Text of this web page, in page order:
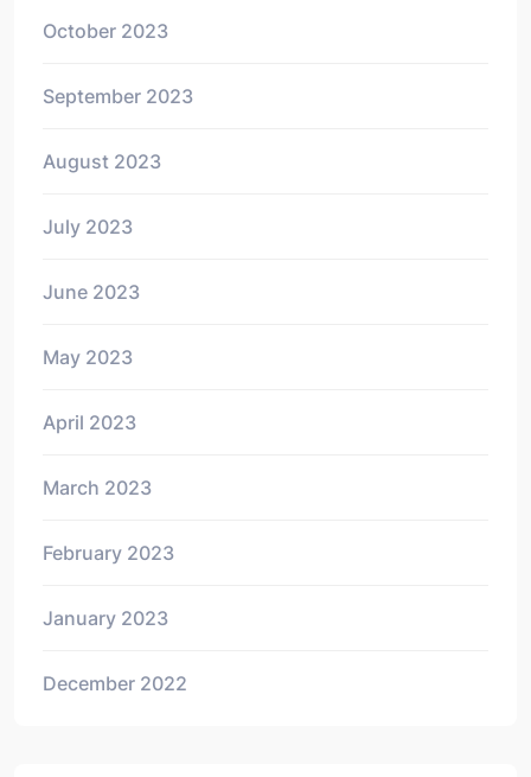
October 2023
September 2023
August 2023
July 2023
June 2023
May 2023
April 2023
March 2023
February 2023
January 2023
December 2022